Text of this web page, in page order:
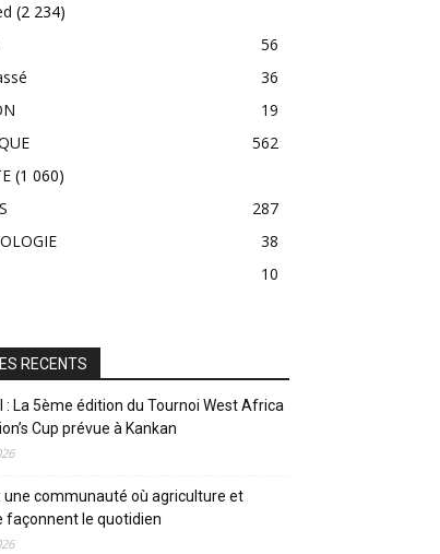
(2 234)
56
36
19
562
(1 060)
287
38
10
RECENTS
: La 5ème édition du Tournoi West Africa
Cup prévue à Kankan
: une communauté où agriculture et
façonnent le quotidien